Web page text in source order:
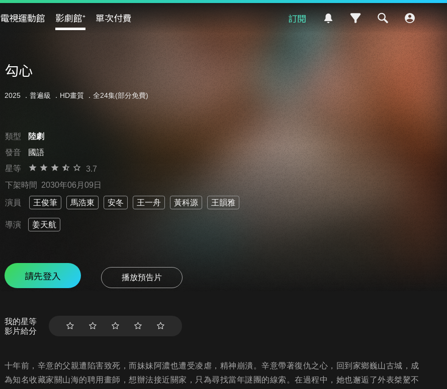
電視運動館 影劇館⁺ 單次付費 訂閱
勾心
2025 ． 普遍級 ．HD畫質 ．全24集(部分免費)
類型
陸劇
發音
國語
星等
3.7
下架時間 2030年06月09日
演員 王俊筆 馬浩東 安冬 王一舟 黃科源 王韻雅
導演 姜天航
請先登入 播放預告片
我的星等
影片給分
十年前，辛意的父親遭陷害致死，而妹妹阿濃也遭受凌虐，精神崩潰。辛意帶著復仇之心，回到家鄉巍山古城，成
為知名收藏家關山海的聘用畫師，想辦法接近關家，只為尋找當年謎團的線索。在過程中，她也邂逅了外表桀驁不